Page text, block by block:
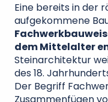
Eine bereits in der
aufgekommene
dem Mittelalter
Steinarchitektur
des 18.
Der Begriff